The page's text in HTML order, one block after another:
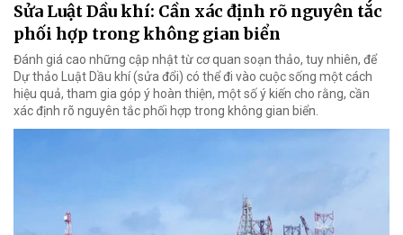
Sửa Luật Dầu khí: Cần xác định rõ nguyên tắc
phối hợp trong không gian biển
Đánh giá cao những cập nhật từ cơ quan soạn thảo, tuy nhiên, để
Dự thảo Luật Dầu khí (sửa đổi) có thể đi vào cuộc sống một cách
hiệu quả, tham gia góp ý hoàn thiện, một số ý kiến cho rằng, cần
xác định rõ nguyên tắc phối hợp trong không gian biển.